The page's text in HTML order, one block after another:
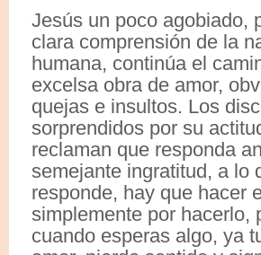
Jesús un poco agobiado,
clara comprensión de la
humana, continúa el
excelsa obra de amor,
quejas e insultos. Los
sorprendidos por su
reclaman que responda
semejante ingratitud, a lo
responde, hay que hacer
simplemente por hacerlo,
cuando esperas algo, ya